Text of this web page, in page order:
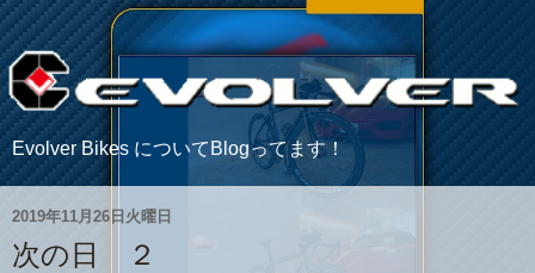
Evolver Bikes についてBlogってます！
2019年11月26日火曜日
次の日 ２